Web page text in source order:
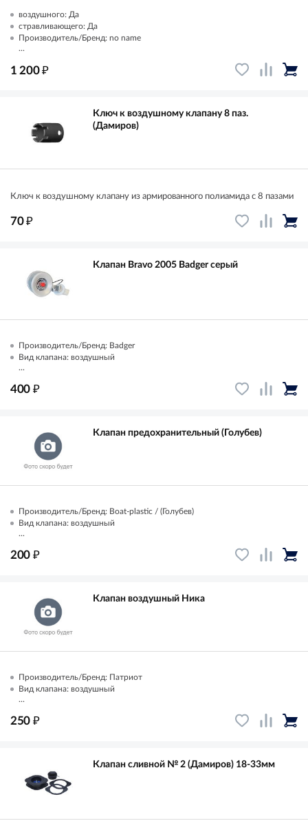
воздушного: Да
стравливающего: Да
Производитель/Бренд: no name
...
1 200₽
Ключ к воздушному клапану 8 паз.
(Дамиров)
Ключ к воздушному клапану из армированного полиамида с 8 пазами
70₽
Клапан Bravo 2005 Badger серый
Производитель/Бренд: Badger
Вид клапана: воздушный
...
400 ₽
Клапан предохранительный (Голубев)
Производитель/Бренд: Boat-plastic / (Голубев)
Вид клапана: воздушный
...
200 ₽
Клапан воздушный Ника
Производитель/Бренд: Патриот
Вид клапана: воздушный
...
250 ₽
Клапан сливной № 2 (Дамиров) 18-33мм